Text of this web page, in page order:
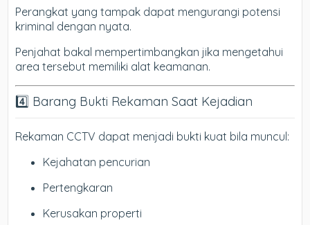
Perangkat yang tampak dapat mengurangi potensi
kriminal dengan nyata.
Penjahat bakal mempertimbangkan jika mengetahui
area tersebut memiliki alat keamanan.
4️⃣ Barang Bukti Rekaman Saat Kejadian
Rekaman CCTV dapat menjadi bukti kuat bila muncul:
Kejahatan pencurian
Pertengkaran
Kerusakan properti